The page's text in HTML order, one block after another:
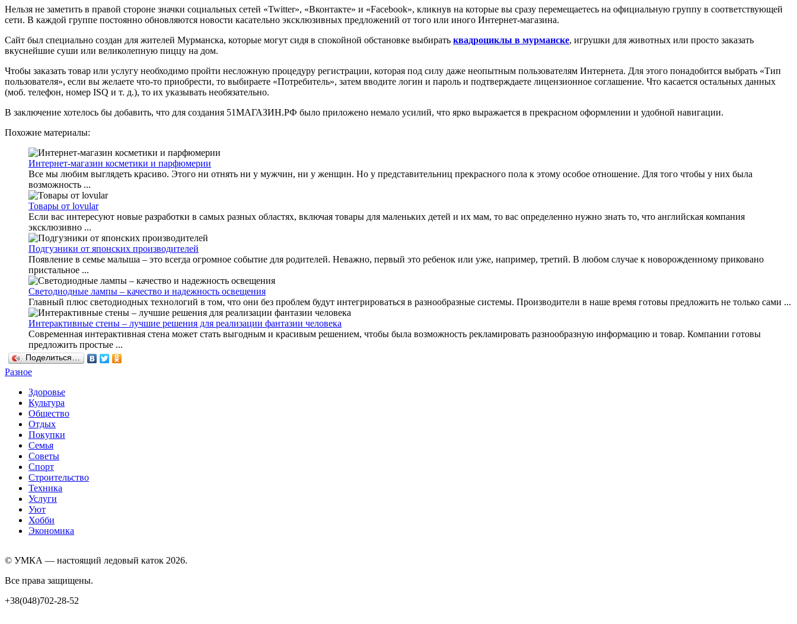
Нельзя не заметить в правой стороне значки социальных сетей «Twitter», «Вконтакте» и «Facebook», кликнув на которые вы сразу перемещаетесь на официальную группу в соответствующей
сети. В каждой группе постоянно обновляются новости касательно эксклюзивных предложений от того или иного Интернет-магазина.
Сайт был специально создан для жителей Мурманска, которые могут сидя в спокойной обстановке выбирать квадроциклы в мурманске, игрушки для животных или просто заказать
вкуснейшие суши или великолепную пиццу на дом.
Чтобы заказать товар или услугу необходимо пройти несложную процедуру регистрации, которая под силу даже неопытным пользователям Интернета. Для этого понадобится выбрать «Тип
пользователя», если вы желаете что-то приобрести, то выбираете «Потребитель», затем вводите логин и пароль и подтверждаете лицензионное соглашение. Что касается остальных данных
(моб. телефон, номер ISQ и т. д.), то их указывать необязательно.
В заключение хотелось бы добавить, что для создания 51МАГАЗИН.РФ было приложено немало усилий, что ярко выражается в прекрасном оформлении и удобной навигации.
Похожие материалы:
Интернет-магазин косметики и парфюмерии
Все мы любим выглядеть красиво. Этого ни отнять ни у мужчин, ни у женщин. Но у представительниц прекрасного пола к этому особое отношение. Для того чтобы у них была
возможность ...
Товары от lovular
Если вас интересуют новые разработки в самых разных областях, включая товары для маленьких детей и их мам, то вас определенно нужно знать то, что английская компания
эксклюзивно ...
Подгузники от японских производителей
Появление в семье малыша – это всегда огромное событие для родителей. Неважно, первый это ребенок или уже, например, третий. В любом случае к новорожденному приковано
пристальное ...
Светодиодные лампы – качество и надежность освещения
Главный плюс светодиодных технологий в том, что они без проблем будут интегрироваться в разнообразные системы. Производители в наше время готовы предложить не только сами ...
Интерактивные стены – лучшие решения для реализации фантазии человека
Современная интерактивная стена может стать выгодным и красивым решением, чтобы была возможность рекламировать разнообразную информацию и товар. Компании готовы
предложить простые ...
Поделиться…
Разное
Здоровье
Культура
Общество
Отдых
Покупки
Семья
Советы
Спорт
Строительство
Техника
Услуги
Уют
Хобби
Экономика
© УМКА — настоящий ледовый каток 2026.
Все права защищены.
+38(048)702-28-52